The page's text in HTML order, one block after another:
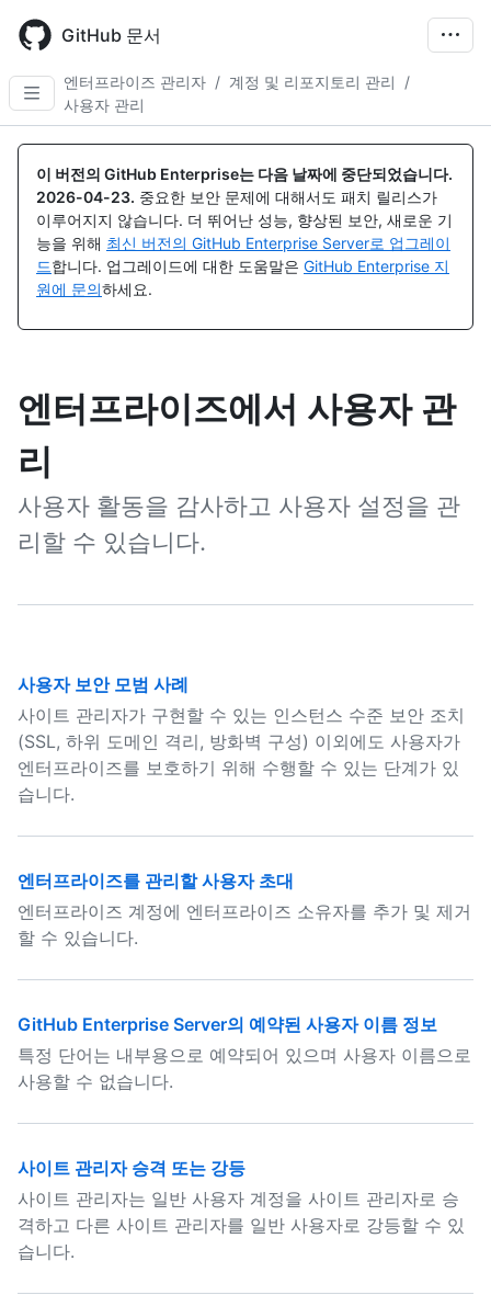
main
content
GitHub 문서
엔터프라이즈 관리자 / 계정 및 리포지토리 관리
/
사용자 관리
이 버전의 GitHub Enterprise는 다음 날짜에 중단되었습니다.
2026-04-23. 중요한 보안 문제에 대해서도 패치 릴리스가
이루어지지 않습니다. 더 뛰어난 성능, 향상된 보안, 새로운 기
능을 위해 최신 버전의 GitHub Enterprise Server로 업그레이
드합니다. 업그레이드에 대한 도움말은 GitHub Enterprise 지
원에 문의하세요.
엔터프라이즈에서 사용자 관
리
사용자 활동을 감사하고 사용자 설정을 관
리할 수 있습니다.
사용자 보안 모범 사례
사이트 관리자가 구현할 수 있는 인스턴스 수준 보안 조치
(SSL, 하위 도메인 격리, 방화벽 구성) 이외에도 사용자가
엔터프라이즈를 보호하기 위해 수행할 수 있는 단계가 있
습니다.
엔터프라이즈를 관리할 사용자 초대
엔터프라이즈 계정에 엔터프라이즈 소유자를 추가 및 제거
할 수 있습니다.
GitHub Enterprise Server의 예약된 사용자 이름 정보
특정 단어는 내부용으로 예약되어 있으며 사용자 이름으로
사용할 수 없습니다.
사이트 관리자 승격 또는 강등
사이트 관리자는 일반 사용자 계정을 사이트 관리자로 승
격하고 다른 사이트 관리자를 일반 사용자로 강등할 수 있
습니다.